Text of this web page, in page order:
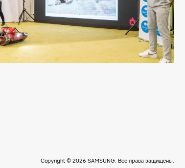
Copyright © 2026 SAMSUNG. Все права защищены.